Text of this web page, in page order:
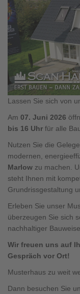
ÜBER UNS
KONTAKT
Brauchen Sie
038221 4000
Lassen Sie sich von
Am 07. Juni 2026
bis 16 Uhr für alle
Nutzen Sie die
modernen,
Marlow zu machen.
steht Ihnen mit
Grundrissgestaltung
Erleben Sie unser
überzeugen Sie sich
nachhaltiger
Wir freuen uns auf
Gespräch vor Ort!
Musterhaus zu weit
Dann besuchen Sie